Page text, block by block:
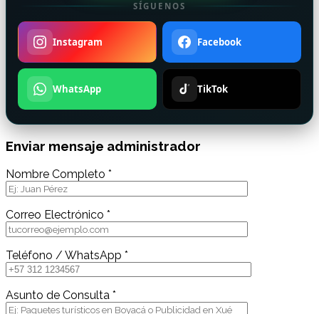
SÍGUENOS
Instagram Facebook
WhatsApp TikTok
Enviar mensaje administrador
Nombre Completo *
Correo Electrónico *
Teléfono / WhatsApp *
Asunto de Consulta *